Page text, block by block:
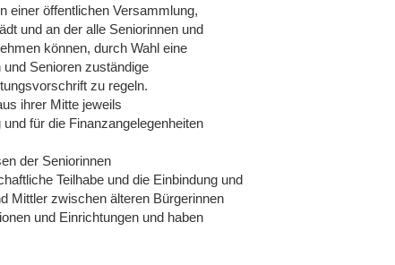
einer öffentlichen Versammlung,
und an der alle Seniorinnen und
können, durch Wahl eine
Senioren zuständige
zu regeln.
ihrer Mitte jeweils
für die Finanzangelegenheiten
der Seniorinnen
Teilhabe und die Einbindung und
Mittler zwischen älteren Bürgerinnen
und Einrichtungen und haben